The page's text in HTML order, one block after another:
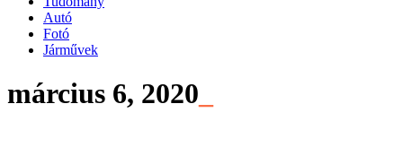
Autó
Fotó
Járművek
március 6, 2020